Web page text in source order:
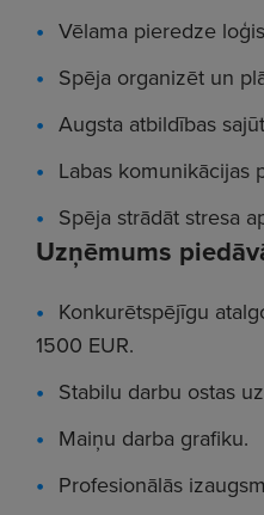
Vēlama pieredze
Spēja organizēt un
Augsta atbildības
Labas komunikācijas
Spēja strādāt stresa
Uzņēmums
Konkurētspējīgu
1500 EUR.
Stabilu darbu ostas
Maiņu darba grafiku.
Profesionālās